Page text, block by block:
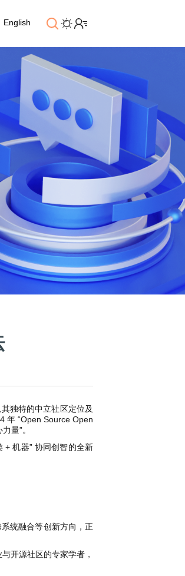
English
独特的中立社区定位及
年 “Open Source Open
量”。
+ 机器” 协同创智的全新
统融合等创新方向，正
开源社区的专家学者，